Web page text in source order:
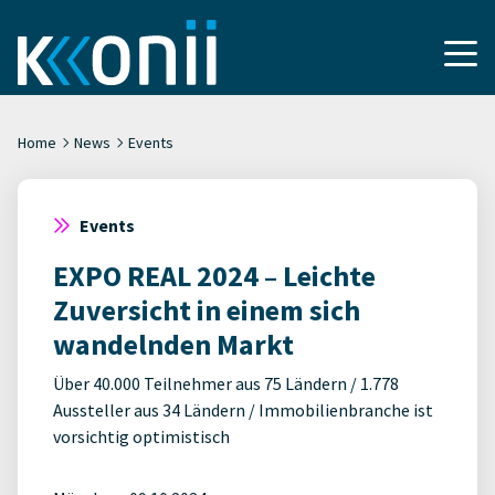
Home News Events
Events
EXPO REAL 2024 – Leichte
Zuversicht in einem sich
wandelnden Markt
Über 40.000 Teilnehmer aus 75 Ländern / 1.778
Aussteller aus 34 Ländern / Immobilienbranche ist
vorsichtig optimistisch